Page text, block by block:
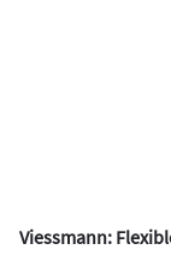
Viessmann: